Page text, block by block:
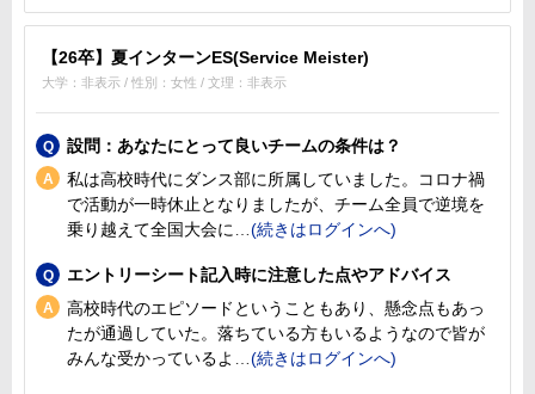
【26卒】夏インターンES(Service Meister)
大学：非表示 / 性別：女性 / 文理：非表示
設問：あなたにとって良いチームの条件は？
私は高校時代にダンス部に所属していました。コロナ禍
で活動が一時休止となりましたが、チーム全員で逆境を
乗り越えて全国大会に
エントリーシート記入時に注意した点やアドバイス
高校時代のエピソードということもあり、懸念点もあっ
たが通過していた。落ちている方もいるようなので皆が
みんな受かっているよ